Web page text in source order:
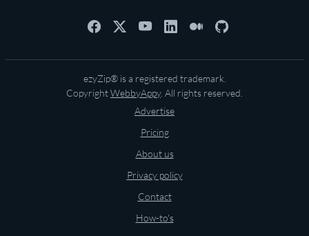
ezyZip® is a registered trademark.
CopyrightWebbyAppy. All rights reserved.
Advertise
Pricing
About us
Privacy policy
Contact
How-to's